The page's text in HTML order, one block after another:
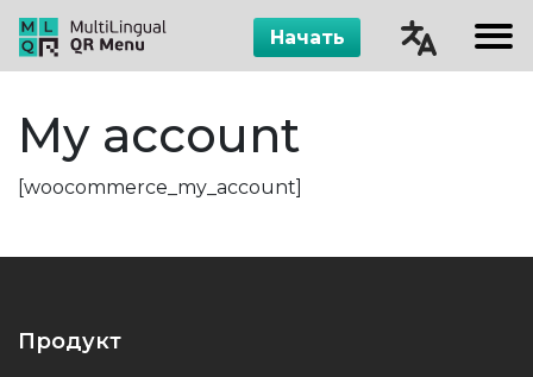
Начать
Español
My account
[woocommerce_my_account]
Продукт